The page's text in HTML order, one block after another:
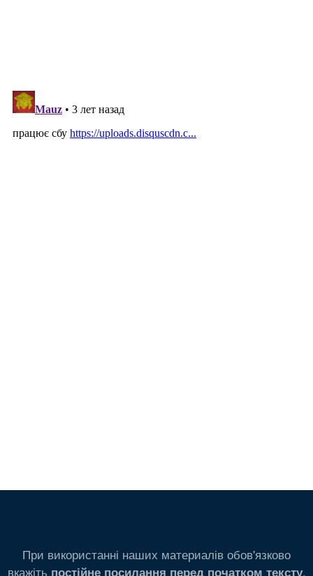
При використанні наших материалів обов'язково
вкажіть постійне посилання перед початком тексту.